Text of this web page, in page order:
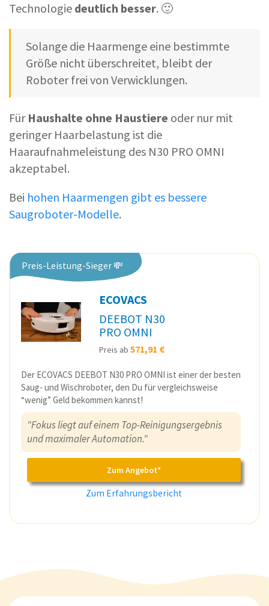
Technologie deutlich besser. 🙂
Solange die Haarmenge eine bestimmte
Größe nicht überschreitet, bleibt der
Roboter frei von Verwicklungen.
Für Haushalte ohne Haustiere oder nur mit
geringer Haarbelastung ist die
Haaraufnahmeleistung des N30 PRO OMNI
akzeptabel.
Bei hohen Haarmengen gibt es bessere
Saugroboter-Modelle.
Preis-Leistung-Sieger 💸
ECOVACS
DEEBOT N30
PRO OMNI
Preis ab 571,91 €
Der ECOVACS DEEBOT N30 PRO OMNI ist einer der besten
Saug- und Wischroboter, den Du für vergleichsweise
“wenig” Geld bekommen kannst!
"Fokus liegt auf einem Top-Reinigungsergebnis
und maximaler Automation."
Zum Angebot*
Zum Erfahrungsbericht